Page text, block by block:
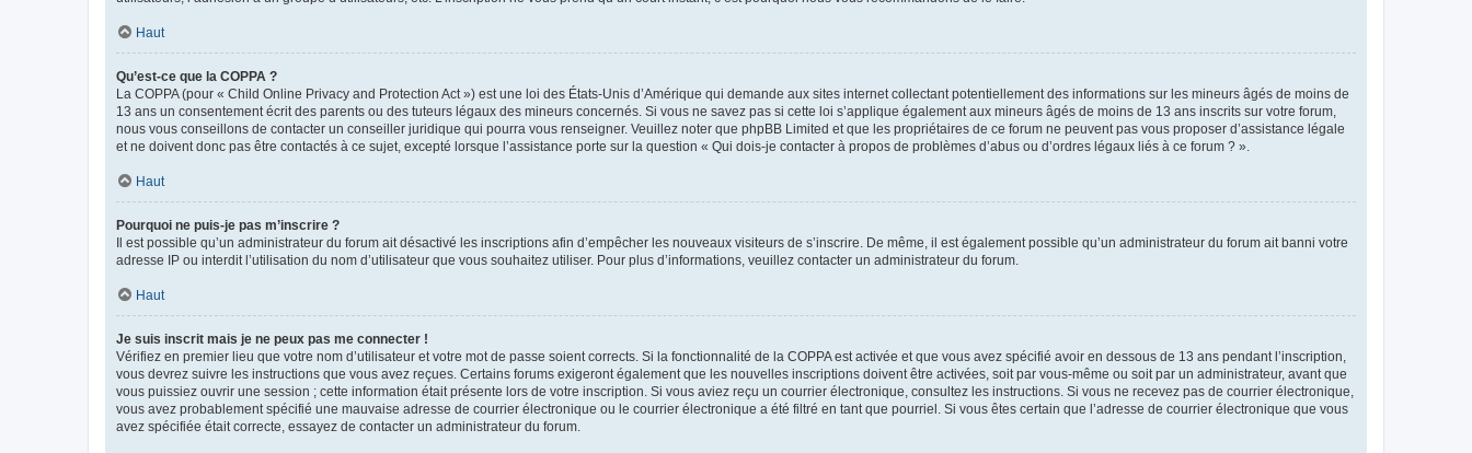
Haut
Qu’est-ce que la COPPA ?
La COPPA (pour « Child Online Privacy and Protection Act ») est une loi des États-Unis d’Amérique qui demande aux sites internet collectant potentiellement des informations sur les mineurs âgés de moins de
13 ans un consentement écrit des parents ou des tuteurs légaux des mineurs concernés. Si vous ne savez pas si cette loi s’applique également aux mineurs âgés de moins de 13 ans inscrits sur votre forum,
nous vous conseillons de contacter un conseiller juridique qui pourra vous renseigner. Veuillez noter que phpBB Limited et que les propriétaires de ce forum ne peuvent pas vous proposer d’assistance légale
et ne doivent donc pas être contactés à ce sujet, excepté lorsque l’assistance porte sur la question « Qui dois-je contacter à propos de problèmes d’abus ou d’ordres légaux liés à ce forum ? ».
Haut
Pourquoi ne puis-je pas m’inscrire ?
Il est possible qu’un administrateur du forum ait désactivé les inscriptions afin d’empêcher les nouveaux visiteurs de s’inscrire. De même, il est également possible qu’un administrateur du forum ait banni votre
adresse IP ou interdit l’utilisation du nom d’utilisateur que vous souhaitez utiliser. Pour plus d’informations, veuillez contacter un administrateur du forum.
Haut
Je suis inscrit mais je ne peux pas me connecter !
Vérifiez en premier lieu que votre nom d’utilisateur et votre mot de passe soient corrects. Si la fonctionnalité de la COPPA est activée et que vous avez spécifié avoir en dessous de 13 ans pendant l’inscription,
vous devrez suivre les instructions que vous avez reçues. Certains forums exigeront également que les nouvelles inscriptions doivent être activées, soit par vous-même ou soit par un administrateur, avant que
vous puissiez ouvrir une session ; cette information était présente lors de votre inscription. Si vous aviez reçu un courrier électronique, consultez les instructions. Si vous ne recevez pas de courrier électronique,
vous avez probablement spécifié une mauvaise adresse de courrier électronique ou le courrier électronique a été filtré en tant que pourriel. Si vous êtes certain que l’adresse de courrier électronique que vous
avez spécifiée était correcte, essayez de contacter un administrateur du forum.